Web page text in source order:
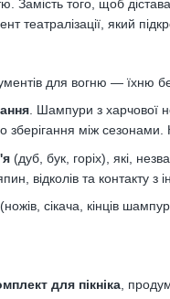
Замість того, щоб
театралізації, який
для вогню — їхню
. Шампури з харчової
між сезонами.
(дуб, бук, горіх), які,
відколів та контакту
(ножів, сікача, кінців
для пікніка,